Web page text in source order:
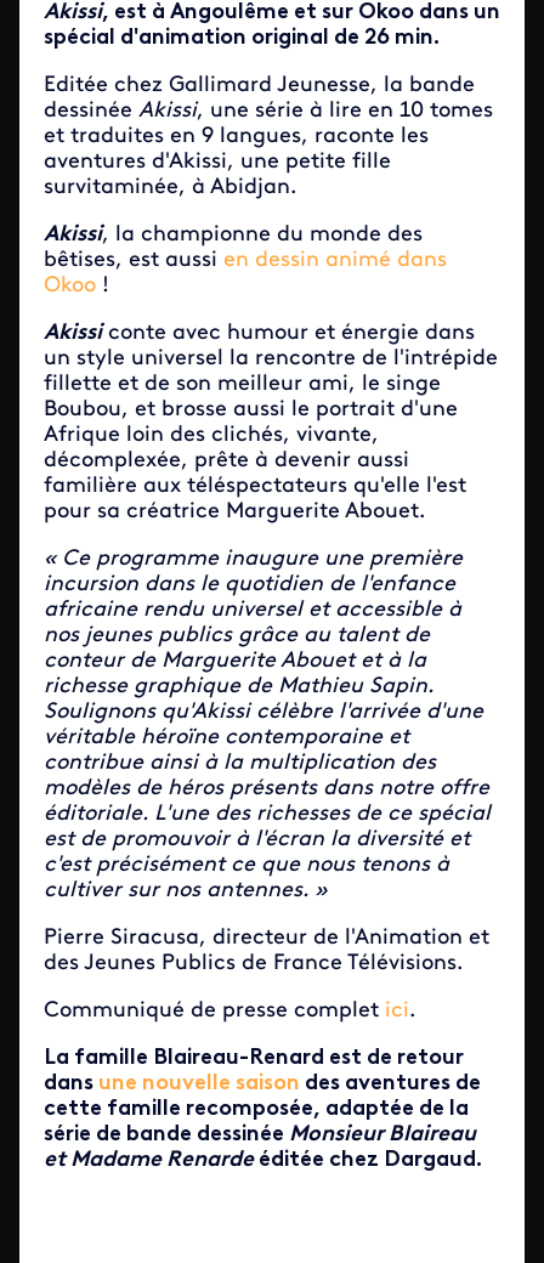
Akissi, est à Angoulême et sur Okoo dans un
spécial d'animation original de 26 min.
Editée chez Gallimard Jeunesse, la bande
dessinée Akissi, une série à lire en 10 tomes
et traduites en 9 langues, raconte les
aventures d'Akissi, une petite fille
survitaminée, à Abidjan.
Akissi, la championne du monde des
bêtises, est aussi en dessin animé dans
Okoo !
Akissiconte avec humour et énergie dans
un style universel la rencontre de l'intrépide
fillette et de son meilleur ami, le singe
Boubou, et brosse aussi le portrait d'une
Afrique loin des clichés, vivante,
décomplexée, prête à devenir aussi
familière aux téléspectateurs qu'elle l'est
pour sa créatrice Marguerite Abouet.
« Ce programme inaugure une première
incursion dans le quotidien de l'enfance
africaine rendu universel et accessible à
nos jeunes publics grâce au talent de
conteur de Marguerite Abouet et à la
richesse graphique de Mathieu Sapin.
Soulignons qu'Akissi célèbre l'arrivée d'une
véritable héroïne contemporaine et
contribue ainsi à la multiplication des
modèles de héros présents dans notre offre
éditoriale. L'une des richesses de ce spécial
est de promouvoir à l'écran la diversité et
c'est précisément ce que nous tenons à
cultiver sur nos antennes. »
Pierre Siracusa, directeur de l'Animation et
des Jeunes Publics de France Télévisions.
Communiqué de presse complet ici.
La famille Blaireau-Renard est de retour
dans une nouvelle saison des aventures de
cette famille recomposée, adaptée de la
série de bande dessinée Monsieur Blaireau
et Madame Renardeéditée chez Dargaud.